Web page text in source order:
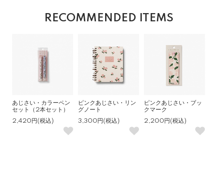
RECOMMENDED ITEMS
あじさい・カラーペン
セット（2本セット）
2,420円(税込)
ピンクあじさい・リン
グノート
3,300円(税込)
ピンクあじさい・ブッ
クマーク
2,200円(税込)